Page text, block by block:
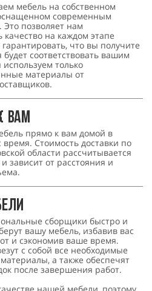
мебель на собственном
современным
позволяет нам
качество на каждом этапе
что вы получите
будет соответствовать вашим
только
материалы от
Вам
прямо к вам домой в
время. Стоимость доставки по
области рассчитывается
зависит от расстояния и
сборщики быстро и
вашу мебель, избавив вас
и сэкономив ваше время.
с собой все необходимые
а также обеспечят
после завершения работ.